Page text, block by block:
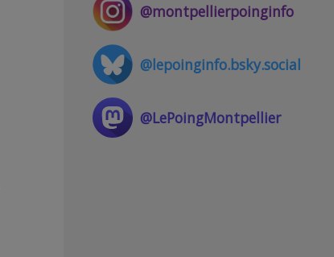
@montpellierpoinginfo
@lepoinginfo.bsky.social
@LePoingMontpellier